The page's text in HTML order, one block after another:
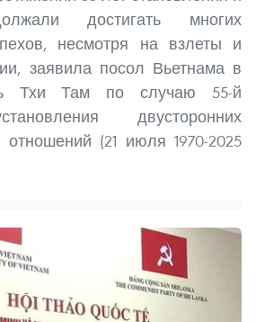
достигать многих
несмотря на взлеты и
заявила посол Вьетнама в
Тхи Там по случаю 55-й
двусторонних
отношений (21 июля 1970-2025